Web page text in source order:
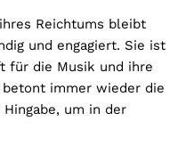
Reichtums bleibt
und engagiert. Sie ist
für die Musik und ihre
betont immer wieder die
um in der